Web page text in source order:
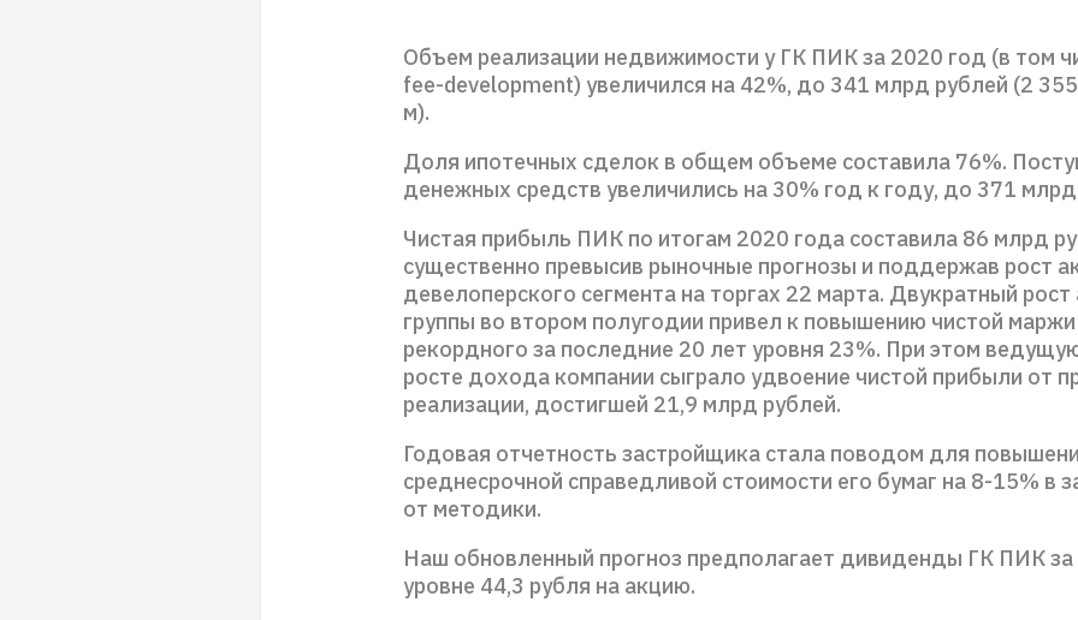
Объем реализации недвижимости у ГК ПИК за 2020 год (в том
fee-development) увеличился на 42%, до 341 млрд рублей (2
м).
Доля ипотечных сделок в общем объеме составила 76%.
денежных средств увеличились на 30% год к году, до 371
Чистая прибыль ПИК по итогам 2020 года составила 86 млрд
существенно превысив рыночные прогнозы и поддержав рост
девелоперского сегмента на торгах 22 марта. Двукратный рост
группы во втором полугодии привел к повышению чистой
рекордного за последние 20 лет уровня 23%. При этом
росте дохода компании сыграло удвоение чистой прибыли от
реализации, достигшей 21,9 млрд рублей.
Годовая отчетность застройщика стала поводом для
среднесрочной справедливой стоимости его бумаг на 8-15% в
от методики.
Наш обновленный прогноз предполагает дивиденды ГК ПИК за
уровне 44,3 рубля на акцию.